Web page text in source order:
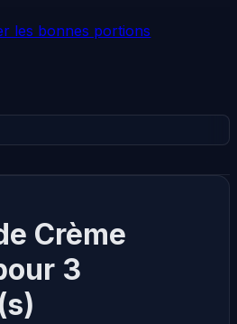
les bonnes portions
Crème
3